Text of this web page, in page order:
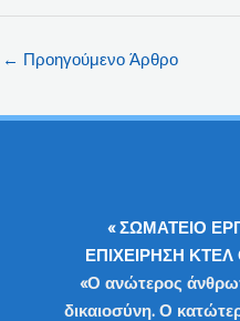
← Προηγούμενο Άρθρο
« ΣΩΜΑΤΕΙΟ
ΕΠΙΧΕΙΡΗΣΗ
«Ο ανώτερος
δικαιοσύνη. Ο